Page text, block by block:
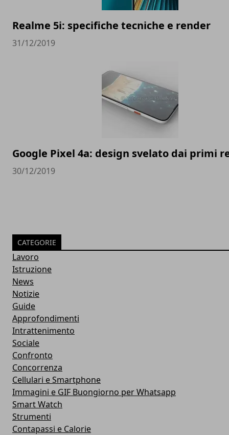
Realme 5i: specifiche tecniche e render
31/12/2019
Google Pixel 4a: design svelato dai primi
30/12/2019
CATEGORIE
Lavoro
Istruzione
News
Notizie
Guide
Approfondimenti
Intrattenimento
Sociale
Confronto
Concorrenza
Cellulari e Smartphone
Immagini e GIF Buongiorno per Whatsapp
Smart Watch
Strumenti
Contapassi e Calorie